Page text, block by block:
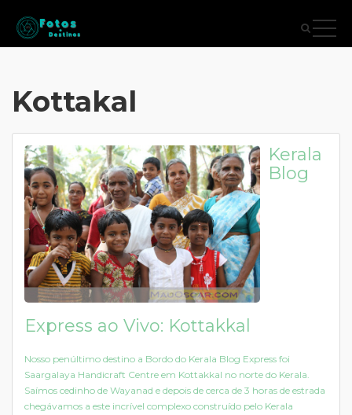
Kottakal
Kerala
Blog
Express ao Vivo: Kottakkal
Nosso penúltimo destino a Bordo do Kerala Blog Express foi
Saargalaya Handicraft Centre em Kottakkal no norte do Kerala.
Saímos cedinho de Wayanad e depois de cerca de 3 horas de estrada
chegávamos a este incrível complexo construído pelo Kerala